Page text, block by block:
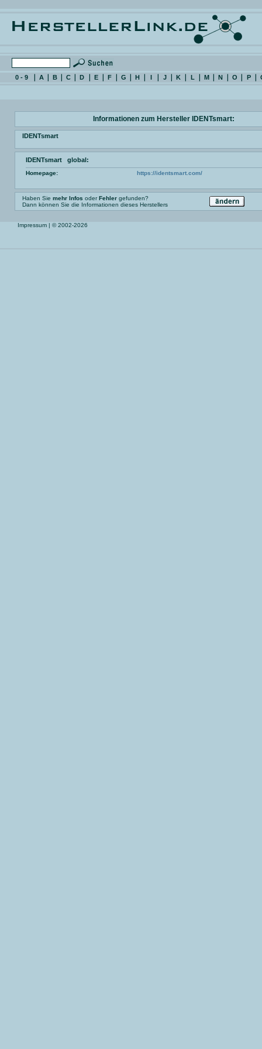
0 - 9 A B C D E F G H I J K L M N O P
Informationen zum Hersteller IDENTsmart:
IDENTsmart
IDENTsmart global:
Homepage: https://identsmart.com/
Haben Sie mehr Infos oderFehler gefunden?
Dann können Sie die Informationen dieses Herstellers
Impressum | © 2002-2026